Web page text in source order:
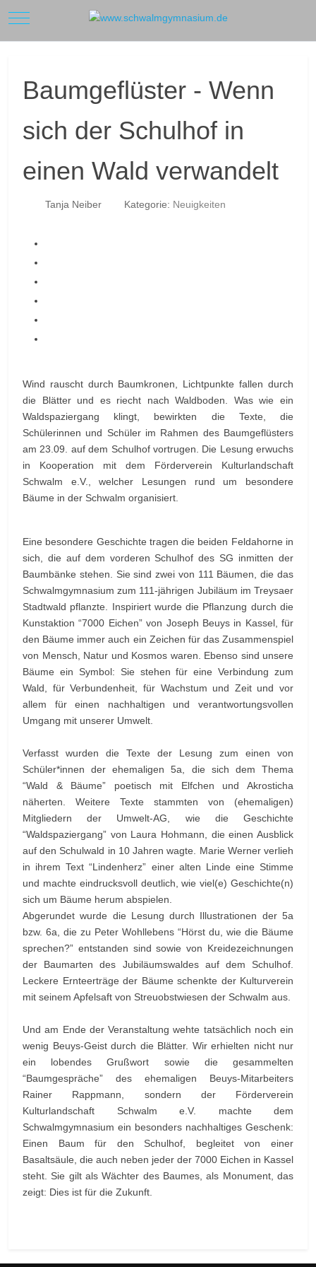
Mobile Menu Toggle
Baumgeflüster - Wenn
sich der Schulhof in
einen Wald verwandelt
Tanja Neiber Kategorie: Neuigkeiten
Wind rauscht durch Baumkronen, Lichtpunkte fallen durch
die Blätter und es riecht nach Waldboden. Was wie ein
Waldspaziergang klingt, bewirkten die Texte, die
Schülerinnen und Schüler im Rahmen des Baumgeflüsters
am 23.09. auf dem Schulhof vortrugen. Die Lesung erwuchs
in Kooperation mit dem Förderverein Kulturlandschaft
Schwalm e.V., welcher Lesungen rund um besondere
Bäume in der Schwalm organisiert.
Eine besondere Geschichte tragen die beiden Feldahorne in
sich, die auf dem vorderen Schulhof des SG inmitten der
Baumbänke stehen. Sie sind zwei von 111 Bäumen, die das
Schwalmgymnasium zum 111-jährigen Jubiläum im Treysaer
Stadtwald pflanzte. Inspiriert wurde die Pflanzung durch die
Kunstaktion “7000 Eichen” von Joseph Beuys in Kassel, für
den Bäume immer auch ein Zeichen für das Zusammenspiel
von Mensch, Natur und Kosmos waren. Ebenso sind unsere
Bäume ein Symbol: Sie stehen für eine Verbindung zum
Wald, für Verbundenheit, für Wachstum und Zeit und vor
allem für einen nachhaltigen und verantwortungsvollen
Umgang mit unserer Umwelt.
Verfasst wurden die Texte der Lesung zum einen von
Schüler*innen der ehemaligen 5a, die sich dem Thema
“Wald & Bäume” poetisch mit Elfchen und Akrosticha
näherten. Weitere Texte stammten von (ehemaligen)
Mitgliedern der Umwelt-AG, wie die Geschichte
“Waldspaziergang” von Laura Hohmann, die einen Ausblick
auf den Schulwald in 10 Jahren wagte. Marie Werner verlieh
in ihrem Text “Lindenherz” einer alten Linde eine Stimme
und machte eindrucksvoll deutlich, wie viel(e) Geschichte(n)
sich um Bäume herum abspielen.
Abgerundet wurde die Lesung durch Illustrationen der 5a
bzw. 6a, die zu Peter Wohllebens “Hörst du, wie die Bäume
sprechen?” entstanden sind sowie von Kreidezeichnungen
der Baumarten des Jubiläumswaldes auf dem Schulhof.
Leckere Ernteerträge der Bäume schenkte der Kulturverein
mit seinem Apfelsaft von Streuobstwiesen der Schwalm aus.
Und am Ende der Veranstaltung wehte tatsächlich noch ein
wenig Beuys-Geist durch die Blätter. Wir erhielten nicht nur
ein lobendes Grußwort sowie die gesammelten
“Baumgespräche” des ehemaligen Beuys-Mitarbeiters
Rainer Rappmann, sondern der Förderverein
Kulturlandschaft Schwalm e.V. machte dem
Schwalmgymnasium ein besonders nachhaltiges Geschenk:
Einen Baum für den Schulhof, begleitet von einer
Basaltsäule, die auch neben jeder der 7000 Eichen in Kassel
steht. Sie gilt als Wächter des Baumes, als Monument, das
zeigt: Dies ist für die Zukunft.